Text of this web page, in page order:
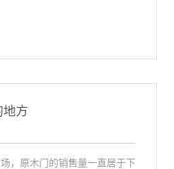
地方
，原木门的销售量一直居于下